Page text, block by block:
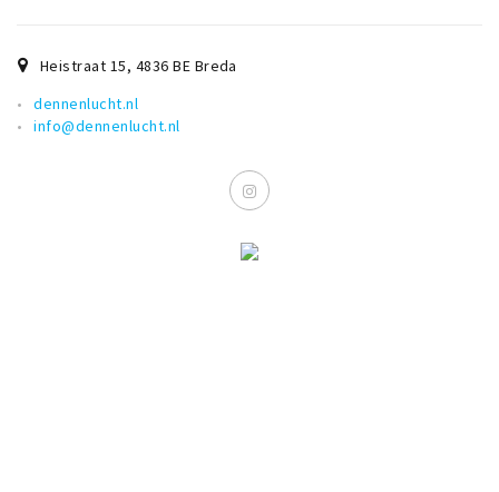
Heistraat 15, 4836 BE Breda
dennenlucht.nl
info@dennenlucht.nl